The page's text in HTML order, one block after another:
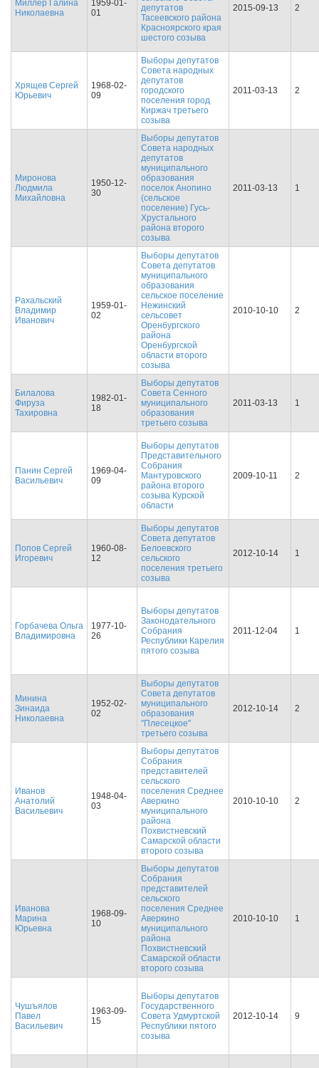
Миллер Галина
Николаевна
1959-01-
01
депутатов
Тасеевского района
Красноярского края
шестого созыва
2015-09-13 2
Хрящев Сергей
Юрьевич
1968-02-
09
Выборы депутатов
Совета народных
депутатов
городского
поселения город
Киржач третьего
созыва
2011-03-13 2
Миронова
Людмила
Михайловна
1950-12-
30
Выборы депутатов
Совета народных
депутатов
муниципального
образования
поселок Анопино
(сельское
поселение) Гусь-
Хрустального
района второго
созыва
2011-03-13 1
Рахальский
Владимир
Иванович
1959-01-
02
Выборы депутатов
Совета депутатов
муниципального
образования
сельское поселение
Нежинский
сельсовет
Оренбургского
района
Оренбургской
области второго
созыва
2010-10-10 2
Билалова
Фируза
Тахировна
1982-01-
18
Выборы депутатов
Совета Сенного
муниципального
образования
третьего созыва
2011-03-13 1
Панин Сергей
Васильевич
1969-04-
09
Выборы депутатов
Представительного
Собрания
Мантуровского
района второго
созыва Курской
области
2009-10-11 2
Попов Сергей
Игоревич
1960-08-
12
Выборы депутатов
Совета депутатов
Белоевского
сельского
поселения третьего
созыва
2012-10-14 1
Горбачева Ольга
Владимировна
1977-10-
26
Выборы депутатов
Законодательного
Собрания
Республики Карелия
пятого созыва
2011-12-04 1
Минина
Зинаида
Николаевна
1952-02-
02
Выборы депутатов
Совета депутатов
муниципального
образования
"Плесецкое"
третьего созыва
2012-10-14 2
Иванов
Анатолий
Васильевич
1948-04-
03
Выборы депутатов
Собрания
представителей
сельского
поселения Среднее
Аверкино
муниципального
района
Похвистневский
Самарской области
второго созыва
2010-10-10 2
Иванова
Марина
Юрьевна
1968-09-
10
Выборы депутатов
Собрания
представителей
сельского
поселения Среднее
Аверкино
муниципального
района
Похвистневский
Самарской области
второго созыва
2010-10-10 1
Чушъялов
Павел
Васильевич
1963-09-
15
Выборы депутатов
Государственного
Совета Удмуртской
Республики пятого
созыва
2012-10-14 9